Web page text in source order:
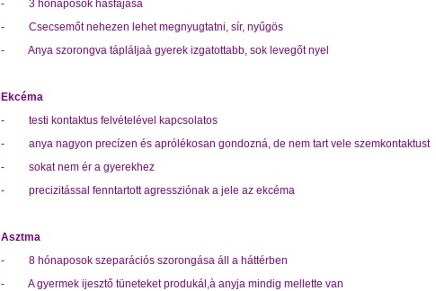
- 3 hónaposok hasfájása
- Csecsemőt nehezen lehet megnyugtatni, sír, nyűgös
- Anya szorongva tápláljaà gyerek izgatottabb, sok levegőt nyel
Ekcéma
- testi kontaktus felvételével kapcsolatos
- anya nagyon precízen és aprólékosan gondozná, de nem tart vele szemkontaktust
- sokat nem ér a gyerekhez
- precizitással fenntartott agressziónak a jele az ekcéma
Asztma
- 8 hónaposok szeparációs szorongása áll a háttérben
- A gyermek ijesztő tüneteket produkál,à anyja mindig mellette van